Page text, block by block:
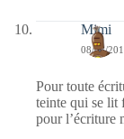
Mimi
08/08/
Pour toute
teinte qui se lit
pour l’écriture